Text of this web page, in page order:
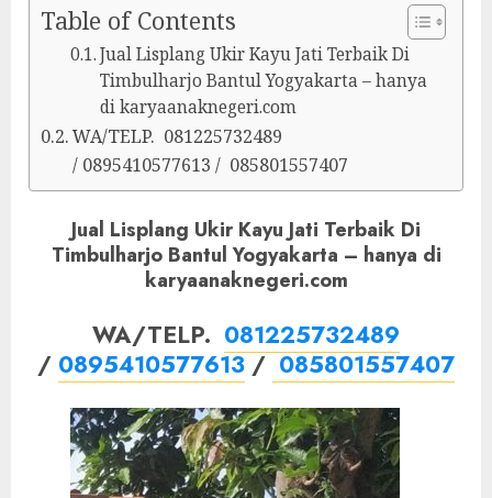
Table of Contents
Jual Lisplang Ukir Kayu Jati Terbaik Di
Timbulharjo Bantul Yogyakarta – hanya
di karyaanaknegeri.com
WA/TELP. 081225732489
/ 0895410577613 / 085801557407
Jual Lisplang Ukir Kayu Jati Terbaik Di
Timbulharjo Bantul Yogyakarta – hanya di
karyaanaknegeri.com
WA/TELP. 081225732489
/ 0895410577613/085801557407